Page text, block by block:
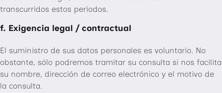
transcurridos estos periodos.
f. Exigencia legal / contractual
El suministro de sus datos personales es voluntario. No
obstante, sólo podremos tramitar su consulta si nos facilita
su nombre, dirección de correo electrónico y el motivo de
la consulta.